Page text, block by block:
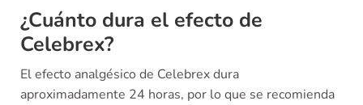
¿Cuánto dura el efecto de
Celebrex?
El efecto analgésico de Celebrex dura
aproximadamente 24 horas, por lo que se recomienda